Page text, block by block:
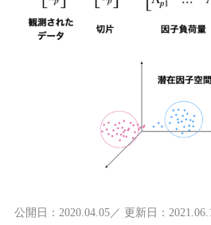
公開日：2020.04.05／ 更新日：